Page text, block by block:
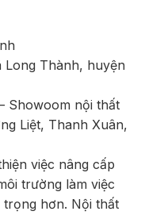
Long Thành, huyện
Showoom nội thất
Liệt, Thanh Xuân,
việc nâng cấp
trường làm việc
trọng hơn. Nội thất